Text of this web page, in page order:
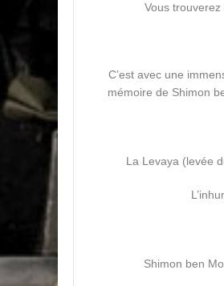
Vous
C’est avec une
mémoire de Shimon
La Levaya (levée
Shimon ben